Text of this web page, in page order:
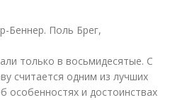
Белковые салаты
Беннер. Поль Брег,
только в восьмидесятые. С
считается одним из лучших
особенностях и достоинствах